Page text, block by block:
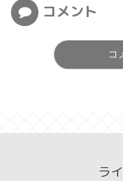
コメント
コ
ラ